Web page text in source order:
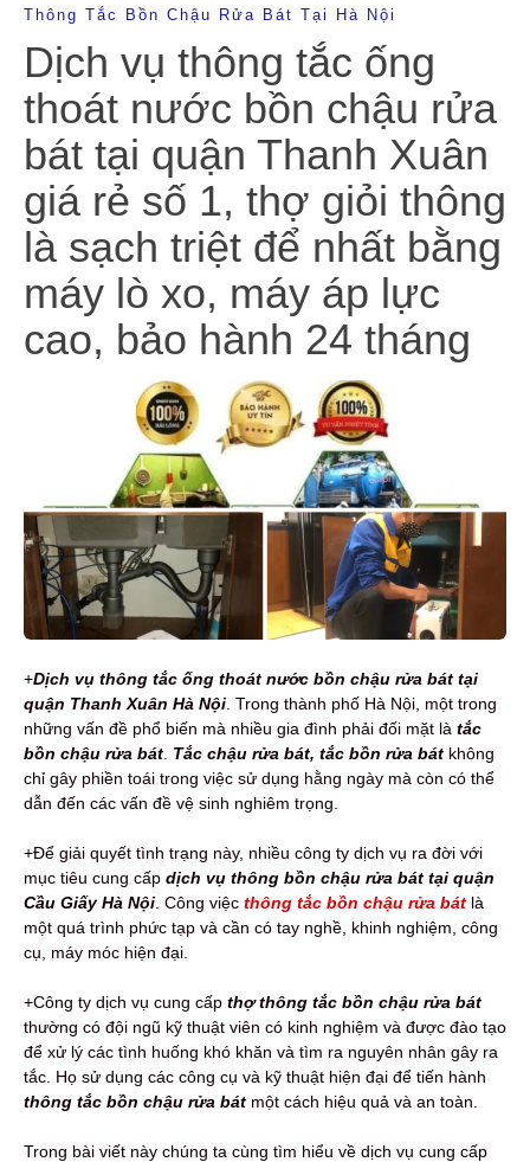
Thông Tắc Bồn Chậu Rửa Bát Tại Hà Nội
Dịch vụ thông tắc ống
thoát nước bồn chậu rửa
bát tại quận Thanh Xuân
giá rẻ số 1, thợ giỏi thông
là sạch triệt để nhất bằng
máy lò xo, máy áp lực
cao, bảo hành 24 tháng
+Dịch vụ thông tắc ống thoát nước bồn chậu rửa bát tại
quận Thanh Xuân Hà Nội Trong thành phố Hà Nội, một trong
những vấn đề phổ biến mà nhiều gia đình phải đối mặt là tắc
bồn chậu rửa bát Tắc chậu rửa bát, tắc bồn rửa bát không
chỉ gây phiền toái trong việc sử dụng hằng ngày mà còn có thể
dẫn đến các vấn đề vệ sinh nghiêm trọng.
+Để giải quyết tình trạng này, nhiều công ty dịch vụ ra đời với
mục tiêu cung cấp dịch vụ thông bồn chậu rửa bát tại quận
Cầu Giấy Hà Nội Công việc thông tắc bồn chậu rửa bát là
một quá trình phức tạp và cần có tay nghề, khinh nghiệm, công
cụ, máy móc hiện đại.
+Công ty dịch vụ cung cấp thợ thông tắc bồn chậu rửa bát
thường có đội ngũ kỹ thuật viên có kinh nghiệm và được đào tạo
để xử lý các tình huống khó khăn và tìm ra nguyên nhân gây ra
tắc. Họ sử dụng các công cụ và kỹ thuật hiện đại để tiến hành
thông tắc bồn chậu rửa bát một cách hiệu quả và an toàn.
Trong bài viết này chúng ta cùng tìm hiểu về dịch vụ cung cấp